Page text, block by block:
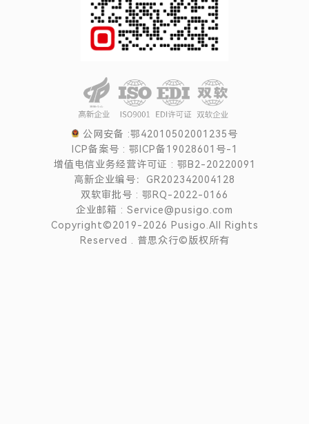
公网安备 :鄂42010502001235号
ICP备案号 : 鄂ICP备19028601号-1
增值电信业务经营许可证 : 鄂B2-20220091
高新企业编号：GR202342004128
双软审批号 : 鄂RQ-2022-0166
企业邮箱 : Service@pusigo.com
Copyright©2019-2026 Pusigo.All Rights
Reserved . 普思众行©版权所有